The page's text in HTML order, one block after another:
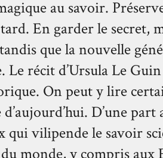
au savoir.
En garder le secret,
que la nouvelle
Le récit d’Ursula Le
On peut y lire
D’une part
qui vilipende le savoir
monde, y compris aux